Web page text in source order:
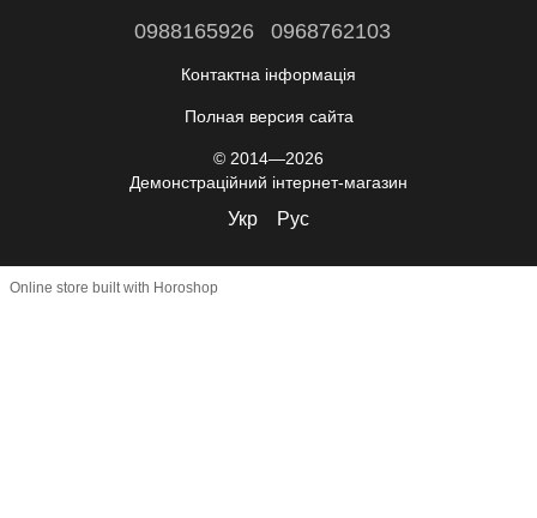
0988165926 0968762103
Контактна інформація
Полная версия сайта
© 2014—2026
Демонстраційний інтернет-магазин
Укр Рус
Online store built with Horoshop